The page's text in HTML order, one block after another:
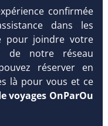
confirmée
dans les
pour joindre votre
de notre réseau
réserver en
là pour vous et ce
voyages OnParOu